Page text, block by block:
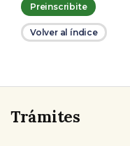
Preinscribite
Volver al índice
Trámites